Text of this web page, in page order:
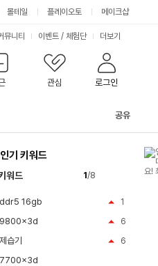
몰테일 플레이오토 메이크샵
관심 로그인
뮤니티 이벤트 / 체험단 더보기
공유
기 키워드
워드 1/8
1
ddr5 16gb
6
9800x3d
6
제습기
7700x3d